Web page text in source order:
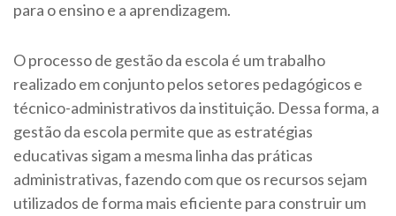
para o ensino e a aprendizagem.
O processo de gestão da escola é um trabalho
realizado em conjunto pelos setores pedagógicos e
técnico-administrativos da instituição. Dessa forma, a
gestão da escola permite que as estratégias
educativas sigam a mesma linha das práticas
administrativas, fazendo com que os recursos sejam
utilizados de forma mais eficiente para construir um